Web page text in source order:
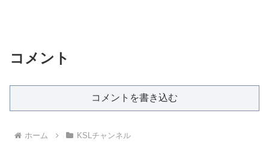
コメント
コメントを書き込む
ホーム KSLチャンネル